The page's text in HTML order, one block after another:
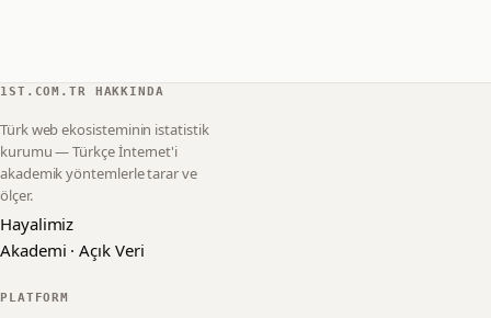
1ST.COM.TR HAKKINDA
Türk web ekosisteminin istatistik
kurumu — Türkçe İnternet'i
akademik yöntemlerle tarar ve
ölçer.
Hayalimiz
Akademi · Açık Veri
PLATFORM